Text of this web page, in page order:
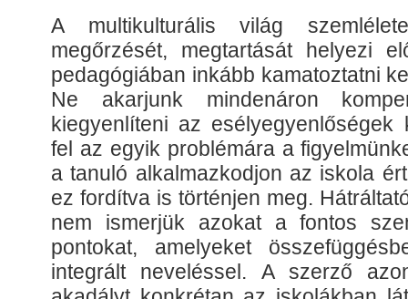
A multikulturális világ
megőrzését, megtartását helyezi
pedagógiában inkább kamatoztatni
Ne akarjunk mindenáron
kiegyenlíteni az
fel az egyik problémára a
a tanuló alkalmazkodjon az iskola
ez fordítva is történjen meg.
nem ismerjük azokat a fontos
pontokat, amelyeket
integrált neveléssel. A szerző